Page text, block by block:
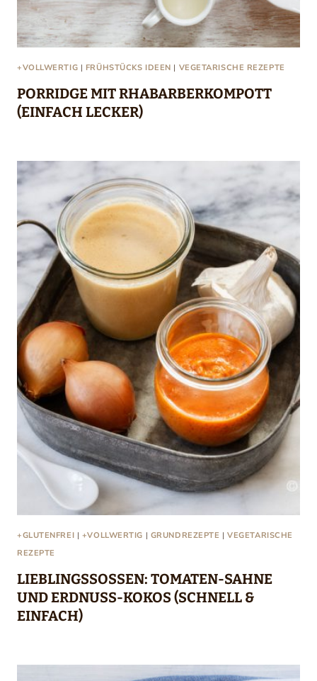
+VOLLWERTIG | FRÜHSTÜCKS IDEEN | VEGETARISCHE REZEPTE
PORRIDGE MIT RHABARBERKOMPOTT
(EINFACH LECKER)
+GLUTENFREI | +VOLLWERTIG | GRUNDREZEPTE |VEGETARISCHE
REZEPTE
LIEBLINGSSOSSEN: TOMATEN-SAHNE U
ND ERDNUSS-KOKOS (SCHNELL & E
INFACH)